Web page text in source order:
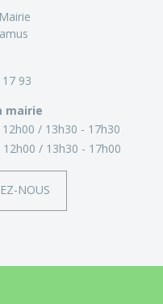
93
mairie
13h30 - 17h30
13h30 - 17h00
NOUS